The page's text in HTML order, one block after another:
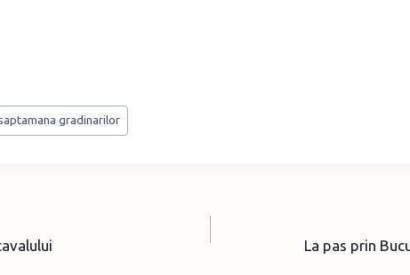
gradinarilor
La pas prin